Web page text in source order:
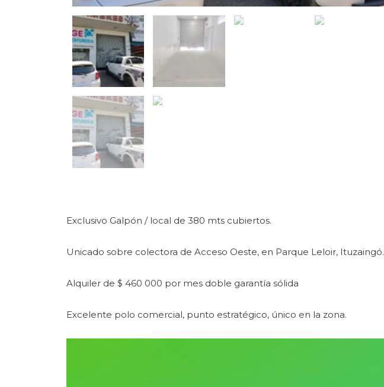
Exclusivo Galpón / local de 380 mts cubiertos.
Unicado sobre colectora de Acceso Oeste, en Parque Leloir, Ituzaingó.
Alquiler de $ 460 000 por mes doble garantía sólida
Excelente polo comercial, punto estratégico, único en la zona.